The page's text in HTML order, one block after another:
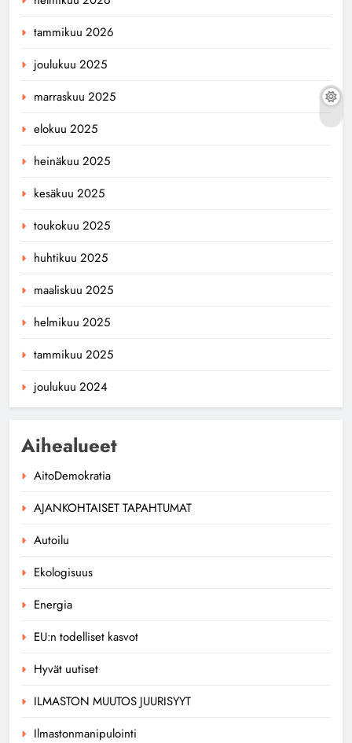
tammikuu 2026
joulukuu 2025
marraskuu 2025
elokuu 2025
heinäkuu 2025
kesäkuu 2025
toukokuu 2025
huhtikuu 2025
maaliskuu 2025
helmikuu 2025
tammikuu 2025
joulukuu 2024
Aihealueet
AitoDemokratia
AJANKOHTAISET TAPAHTUMAT
Autoilu
Ekologisuus
Energia
EU:n todelliset kasvot
Hyvät uutiset
ILMASTON MUUTOS JUURISYYT
Ilmastonmanipulointi